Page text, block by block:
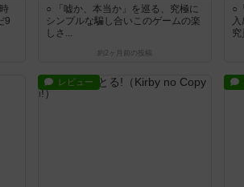
9
○ 「嘘か、本当か」を巡る、究極に
シンプルな騙し合いこのゲームの楽
しさ...
約2ヶ月前 の投稿
○
究
レビュー